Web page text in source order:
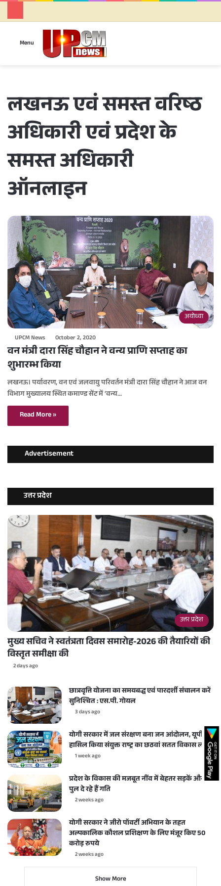
Menu
लखनऊ एवं समस्त वरिष्ठ
अधिकारी एवं प्रदेश के
समस्त अधिकारी
ऑनलाइन
अयोध्या
UPCM News October 2, 2020
वन मंत्री दारा सिंह चौहान ने वन्य प्राणि सप्ताह का
शुभारम्भ किया
लखनऊ। पर्यावरण, वन एवं जलवायु परिवर्तन मंत्री दारा सिंह चौहान ने आज वन
विभाग मुख्यालय स्थित कमाण्ड सेंट में ‘वन्य…
Read More »
Advertisement
उत्तर प्रदेश
उत्तर प्रदेश
मुख्य सचिव ने स्वतंत्रता दिवस समारोह-2026 की तैयारियों की
विस्तृत समीक्षा की
2 days ago
छात्रवृत्ति योजना का समयबद्ध एवं पारदर्शी संचालन करें
सुनिश्चित : एस.पी. गोयल
3 days ago
योगी सरकार में जल संरक्षण बना जन आंदोलन, यूपी ने
हासिल किया संयुक्त राष्ट्र का छठवां सतत विकास लक्ष्य
1 week ago
प्रदेश के विकास की मजबूत नींव में बेहतर सड़कें और
पुल दे रहे हैं गति
2 weeks ago
योगी सरकार ने जीरो पॉवर्टी अभियान के तहत
अल्पकालिक कौशल प्रशिक्षण के लिए मंजूर किए 50
करोड़ रुपये
2 weeks ago
Show More